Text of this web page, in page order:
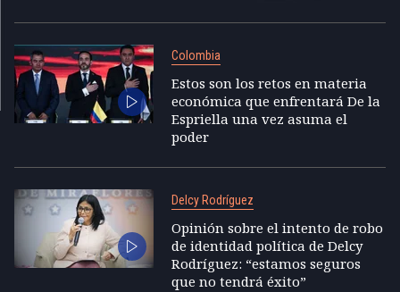
Colombia
Estos son los retos en materia
económica que enfrentará De la
Espriella una vez asuma el
poder
Delcy Rodríguez
Opinión sobre el intento de robo
de identidad política de Delcy
Rodríguez: “estamos seguros
que no tendrá éxito”